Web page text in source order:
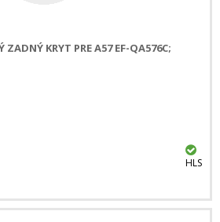
ZADNÝ KRYT PRE A57 EF-QA576C;
HLS